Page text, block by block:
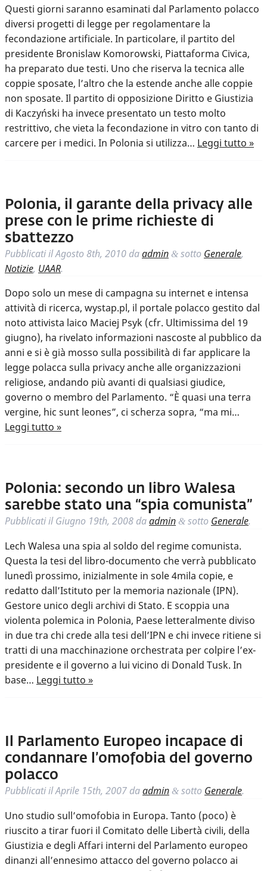
Questi giorni saranno esaminati dal Parlamento polacco
diversi progetti di legge per regolamentare la
fecondazione artificiale. In particolare, il partito del
presidente Bronislaw Komorowski, Piattaforma Civica,
ha preparato due testi. Uno che riserva la tecnica alle
coppie sposate, l’altro che la estende anche alle coppie
non sposate. Il partito di opposizione Diritto e Giustizia
di Kaczyński ha invece presentato un testo molto
restrittivo, che vieta la fecondazione in vitro con tanto di
carcere per i medici. In Polonia si utilizza… Leggi tutto »
Polonia, il garante della privacy alle
prese con le prime richieste di
sbattezzo
Pubblicati ilAgosto 8th, 2010 daadmin & sotto Generale,
Notizie, UAAR.
Dopo solo un mese di campagna su internet e intensa
attività di ricerca, wystap.pl, il portale polacco gestito dal
noto attivista laico Maciej Psyk (cfr. Ultimissima del 19
giugno), ha rivelato informazioni nascoste al pubblico da
anni e si è già mosso sulla possibilità di far applicare la
legge polacca sulla privacy anche alle organizzazioni
religiose, andando più avanti di qualsiasi giudice,
governo o membro del Parlamento. “È quasi una terra
vergine, hic sunt leones”, ci scherza sopra, “ma mi…
Leggi tutto »
Polonia: secondo un libro Walesa
sarebbe stato una “spia comunista”
Pubblicati ilGiugno 19th, 2008 daadmin & sotto Generale.
Lech Walesa una spia al soldo del regime comunista.
Questa la tesi del libro-documento che verrà pubblicato
lunedì prossimo, inizialmente in sole 4mila copie, e
redatto dall’Istituto per la memoria nazionale (IPN).
Gestore unico degli archivi di Stato. E scoppia una
violenta polemica in Polonia, Paese letteralmente diviso
in due tra chi crede alla tesi dell’IPN e chi invece ritiene si
tratti di una macchinazione orchestrata per colpire l’ex-
presidente e il governo a lui vicino di Donald Tusk. In
base… Leggi tutto »
Il Parlamento Europeo incapace di
condannare l’omofobia del governo
polacco
Pubblicati ilAprile 15th, 2007 daadmin & sotto Generale.
Uno studio sull’omofobia in Europa. Tanto (poco) è
riuscito a tirar fuori il Comitato delle Libertà civili, della
Giustizia e degli Affari interni del Parlamento europeo
dinanzi all’ennesimo attacco del governo polacco ai